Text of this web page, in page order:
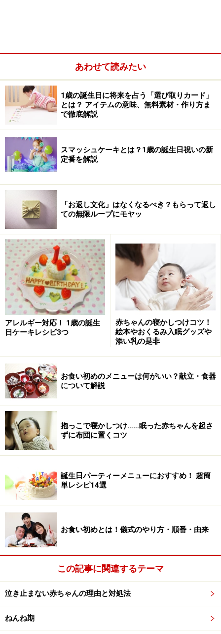
【沐浴】生後1ヶ月くらいまではベビーバスで
【産後】赤ちゃんのいる生活を楽しみましょう
生後0ヶ月の睡眠時間は1日の2/3程 おっぱ
いとねんねの繰り返し
新生児は、昼も夜も関係なく2～3時間おきに目を覚ましてお
っぱいをほしがり、1日の3分の2くらい眠っています。
生まれて間もない赤ちゃんは、1日の3分の2くらいは、
ほとんど眠ってばかり。昼も夜も関係なく、2～3時間お
きに目を覚ましておっぱいをほしがり、満腹になるとま
た眠るということをくり返しています。
起きているのはおっぱいを飲んでいるときと泣いている
ときくらいで、あとはずっとウトウトしている状態。眠
りは浅いので、大きな音やちょっとした刺激で起きてし
まうこともありますが、あまり神経質にならなくても大
丈夫。10カ月もの間、あたたかくて静かなママのお腹の
中にいた赤ちゃんは、今、少しずつ外の世界に慣れよう
としているところなのです。
▷寝て起きての繰り返し…新生児の1日のスケジュール
生後0か月の授乳時間やミルクの量 おっぱ
いは欲しがるだけあげてOK
授乳間隔は2～3時間おきで、1日8～10回が目安。飲んでいる
時間は20分くらいです
この頃の授乳は2～3時間おきで、1日8～10回がだいたい
の目安。飲んでいる時間は20分くらいです。しかし、は
えないので、間隔も時間もばらばら。「飲んだばかりな
のに、すぐに泣いて欲しがる」「少し飲んでもうおしま
あわせて読みたい
1歳の誕生日に将来を占う「選び取りカード」
とは？ アイテムの意味、無料素材・作り方ま
で徹底解説
スマッシュケーキとは？1歳の誕生日祝いの新
定番を解説
「お返し文化」はなくなるべき？もらって返し
ての無限ループにモヤッ
アレルギー対応！ 1歳の誕生
日ケーキレシピ3つ
赤ちゃんの寝かしつけコツ！
絵本やおくるみ入眠グッズや
添い乳の是非
お食い初めのメニューは何がいい？献立・食器
について解説
抱っこで寝かしつけ……眠った赤ちゃんを起さ
ずに布団に置くコツ
誕生日パーティーメニューにおすすめ！ 超簡
単レシピ14選
お食い初めとは！儀式のやり方・順番・由来
この記事に関連するテーマ
泣き止まない赤ちゃんの理由と対処法
ねんね期